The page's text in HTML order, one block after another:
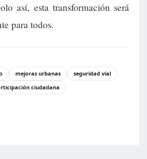
así, esta transformación será
para todos.
mejoras urbanas
seguridad vial
ciudadana